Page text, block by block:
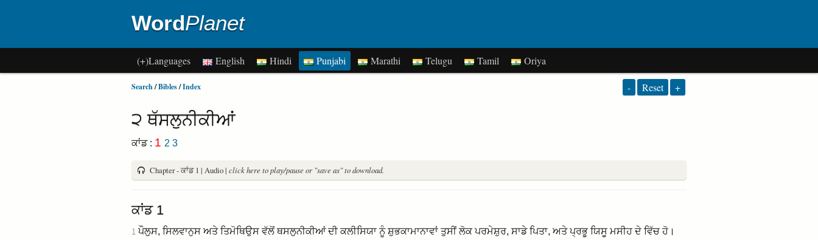
WordPlanet
(+)Languages English Hindi Punjabi Marathi Telugu Tamil Oriya
Search/Bibles/Index - Reset +
੨ ਥੱਸਲੁਨੀਕੀਆਂ
ਕਾਂਡ : 1 2 3
Chapter - ਕਾਂਡ 1 | Audio | click here to play/pause or "save as" to download.
ਕਾਂਡ 1
1ਪੌਲੁਸ, ਸਿਲਵਾਨੁਸ ਅਤੇ ਤਿਮੋਥਿਉਸ ਵੱਲੋਂ ਥਸਲੁਨੀਕੀਆਂ ਦੀ ਕਲੀਸਿਯਾ ਨੂੰ ਸ਼ੁਭਕਾਮਾਨਾਵਾਂ ਤੁਸੀਂ ਲੋਕ ਪਰਮੇਸ਼ੁਰ, ਸਾਡੇ ਪਿਤਾ, ਅਤੇ ਪ੍ਰਭੂ ਯਿਸੂ ਮਸੀਹ ਦੇ ਵਿੱਚ ਹੋ।